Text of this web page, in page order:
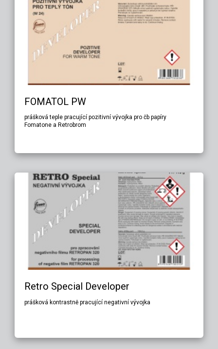
FOMATOL PW
prášková teple pracující pozitivní vývojka pro čb papíry
Fomatone a Retrobrom
Retro Special Developer
prášková kontrastně pracující negativní vývojka